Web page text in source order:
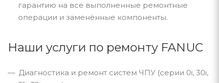
гарантию на все выполненные ремонтные
операции и заменённые компоненты.
Наши услуги по ремонту FANUC
Диагностика и ремонт систем ЧПУ (серии 0i, 30i,